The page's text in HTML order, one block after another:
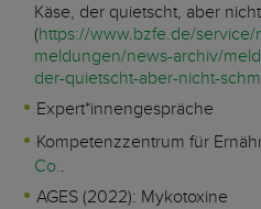
Käse, der quietscht, aber
(https://www.bzfe.de/
meldungen/news-archiv/
der-quietscht-aber-nicht-
Expert*innengespräche
Kompetenzzentrum für
Co..
AGES (2022): Mykotoxine